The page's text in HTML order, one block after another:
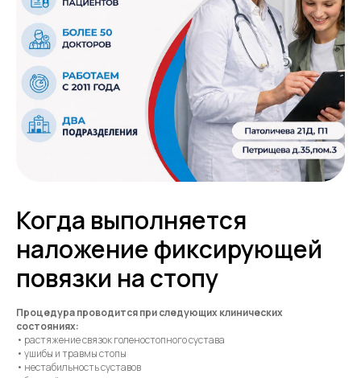
Когда выполняется
наложение фиксирующей
повязки на стопу
Процедура проводится при следующих клинических
состояниях:
• растяжение связок голеностопного сустава
• ушибы и травмы стопы
• нестабильность суставов